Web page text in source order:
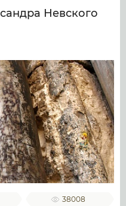
Невского
38008